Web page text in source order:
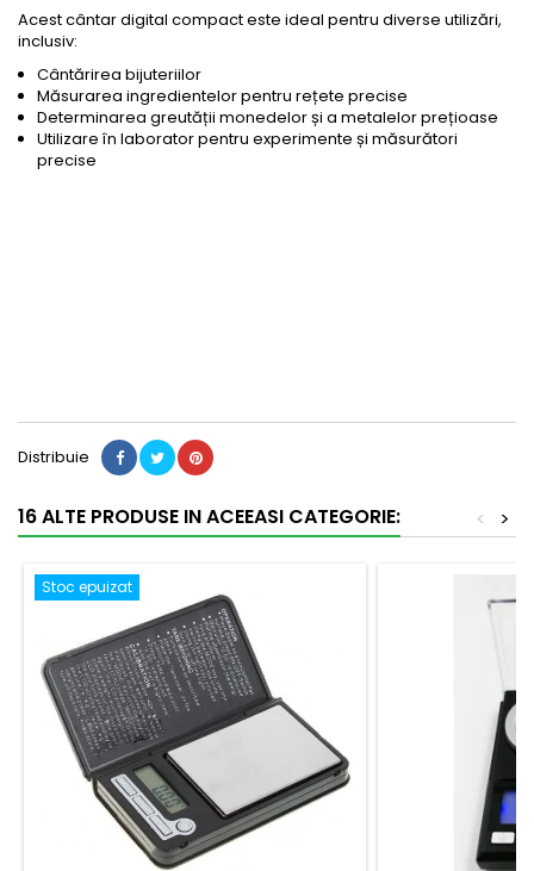
Acest cântar digital compact este ideal pentru diverse utilizări,
inclusiv:
Cântărirea bijuteriilor
Măsurarea ingredientelor pentru rețete precise
Determinarea greutății monedelor și a metalelor prețioase
Utilizare în laborator pentru experimente și măsurători
precise
Distribuie
16 ALTE PRODUSE IN ACEEASI CATEGORIE: >
<
Stoc epuizat